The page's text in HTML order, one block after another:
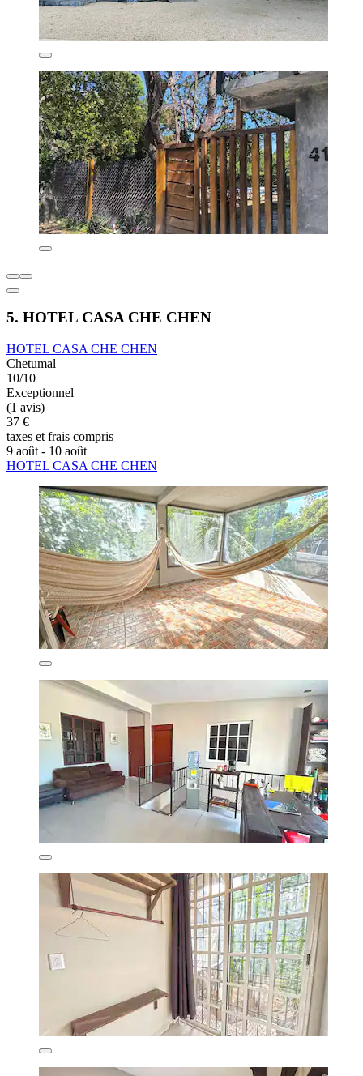
5. HOTEL CASA CHE CHEN
HOTEL CASA CHE CHEN
Chetumal
10/10
Exceptionnel
(1 avis)
37 €
taxes et frais compris
9 août - 10 août
HOTEL CASA CHE CHEN